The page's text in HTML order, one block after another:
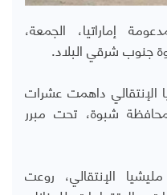
إماراتيا، الجمعة،
جنوب شرقي البلاد.
الإنتقالي داهمت عشرات
شبوة، تحت مبرر
الإنتقالي، روعت